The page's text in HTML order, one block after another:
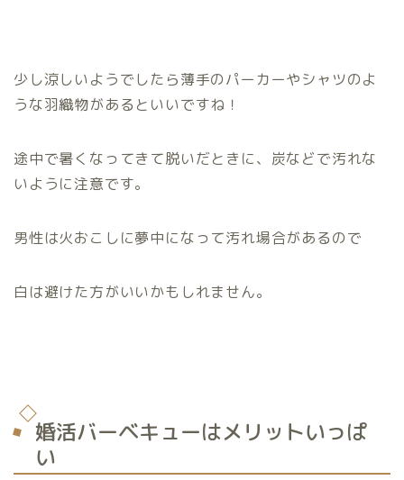
少し涼しいようでしたら薄手のパーカーやシャツのよ
うな羽織物があるといいですね！
途中で暑くなってきて脱いだときに、炭などで汚れな
いように注意です。
男性は火おこしに夢中になって汚れ場合があるので
白は避けた方がいいかもしれません。
婚活バーベキューはメリットいっぱ
い